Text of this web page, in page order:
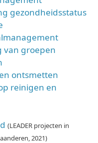
gezondheidsstatus
van groepen
ontsmetten
reinigen en
(LEADER projecten in
2021)